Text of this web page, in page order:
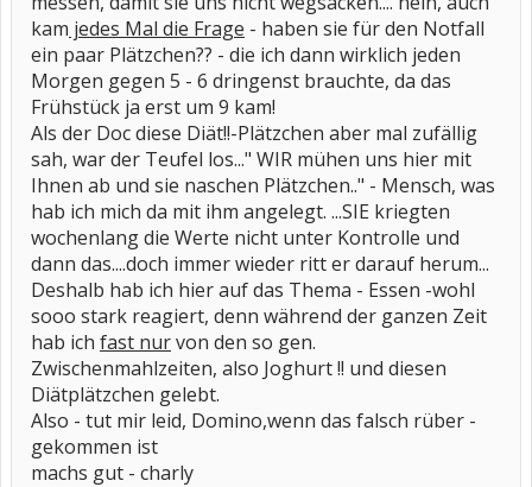
kam jedes Mal die Frage - haben sie für den Notfall
ein paar Plätzchen?? - die ich dann wirklich jeden
Morgen gegen 5 - 6 dringenst brauchte, da das
Frühstück ja erst um 9 kam!
Als der Doc diese Diät!!-Plätzchen aber mal zufällig
sah, war der Teufel los..." WIR mühen uns hier mit
Ihnen ab und sie naschen Plätzchen.." - Mensch, was
hab ich mich da mit ihm angelegt. ...SIE kriegten
wochenlang die Werte nicht unter Kontrolle und
dann das....doch immer wieder ritt er darauf herum...
Deshalb hab ich hier auf das Thema - Essen -wohl
sooo stark reagiert, denn während der ganzen Zeit
hab ich fast nurvon den so gen.
Zwischenmahlzeiten, also Joghurt !! und diesen
Diätplätzchen gelebt.
Also - tut mir leid, Domino,wenn das falsch rüber -
gekommen ist
machs gut - charly